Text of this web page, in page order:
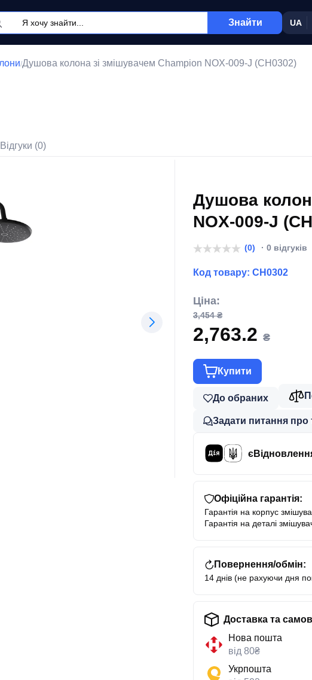
Знайти UA
/Душова колона зі змішувачем Champion NOX-009-J (CH0302)
Відгуки (0)
Душова
NOX-009-J
(0) · 0 відгуків
Код товару: CH0302
Ціна:
3,454 ₴
2,763.2 ₴
Купити
До обраних
Задати питання про
Офіційна гарантія:
Гарантія на корпус
Гарантія на деталі
Повернення/обмін:
14 днів (не рахуючи дня
Доставка та
Нова пошта
від 80₴
Укрпошта